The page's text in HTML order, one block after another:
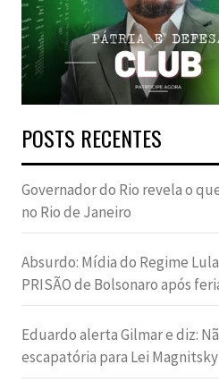
POSTS RECENTES
Governador do Rio revela o
no Rio de Janeiro
Absurdo: Mídia do Regime
PRISÃO de Bolsonaro após
Eduardo alerta Gilmar e diz:
escapatória para Lei Magnitsky